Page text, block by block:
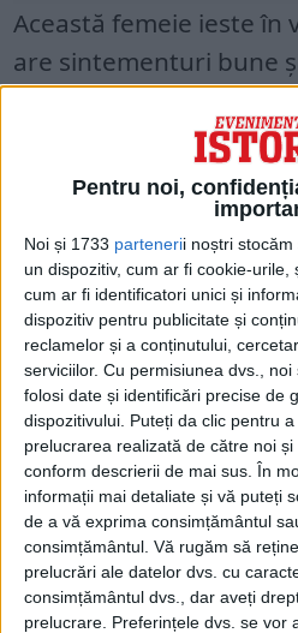
Pentru noi,
Noi și 1733 partenerii noștri
un dispozitiv, cum ar fi cookie-urile,
cum ar fi identificatori unici și
dispozitiv pentru publicitate și
reclamelor și a conținutului,
serviciilor. Cu permisiunea dvs.,
folosi date și identificări precise de
dispozitivului. Puteți da clic pentru
prelucrarea realizată de către noi
conform descrierii de mai sus. În
informații mai detaliate și vă puteți
de a vă exprima consimțământul
consimțământul. Vă rugăm să
prelucrări ale datelor dvs. cu
consimțământul dvs., dar aveți
prelucrare. Preferințele dvs. se vor
Această femeie ieste în
are sintementuri bune
îndreptează la Cantorul
NR. 92 DIN 22 IULIE:
„Moșia Doicești din
suma de stânjini peste
la 40 case, cu doă
Ialomiții, cu livezi de
locuri de arături, cu
alte îmbunătățiri este
Cel ce va fi doritor a o
la dumnealui Căminar
Mavrocordat
Gorgan spre a să